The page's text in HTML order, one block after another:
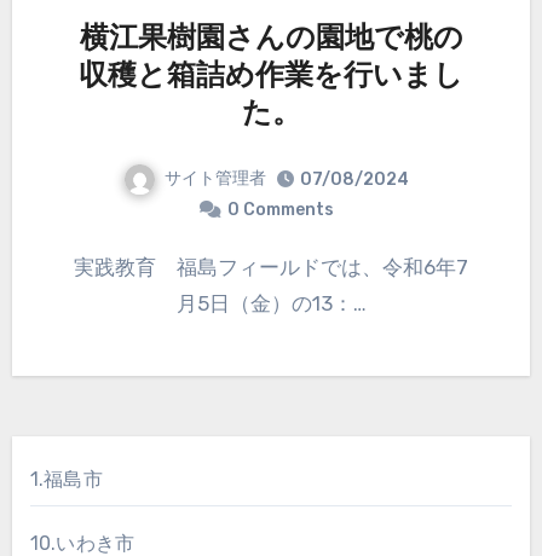
横江果樹園さんの園地で桃の
収穫と箱詰め作業を行いまし
た。
サイト管理者
07/08/2024
0 Comments
実践教育 福島フィールドでは、令和6年7
月5日（金）の13：…
1.福島市
10.いわき市